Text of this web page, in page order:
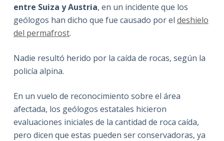
entre Suiza y Austria, en un incidente que los
geólogos han dicho que fue causado por el deshielo
del permafrost.
Nadie resultó herido por la caída de rocas, según la
policía alpina.
En un vuelo de reconocimiento sobre el área
afectada, los geólogos estatales hicieron
evaluaciones iniciales de la cantidad de roca caída,
pero dicen que estas pueden ser conservadoras, ya